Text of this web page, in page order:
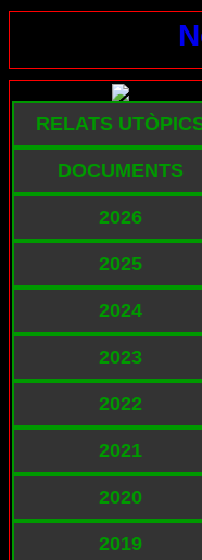
RELATS
DOCUMENTS
2026
2025
2024
2023
2022
2021
2020
2019